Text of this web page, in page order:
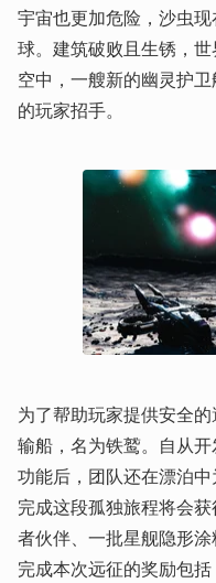
宇宙也更加危险，沙虫
球。建筑破败且生锈，
空中，一艘新的幽灵护
的玩家招手。
为了帮助玩家提供安全
输船，名为铁鹫。自从
功能后，团队还在漂泊中
完成这段孤独旅程将会
者伙伴、一批星舰隐形涂
完成本次远征的奖励包括